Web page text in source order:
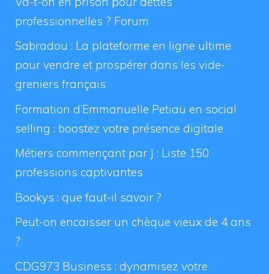
professionnelles ? Forum
Sabradou : La plateforme en ligne ultime
pour vendre et prospérer dans les vide-
greniers français
Formation d’Emmanuelle Petiau en social
selling : boostez votre présence digitale
Métiers commençant par J : Liste 150
professions captivantes
Bookys : que faut-il savoir ?
Peut-on encaisser un chèque vieux de 4 ans
?
CDG973 Business : dynamisez votre